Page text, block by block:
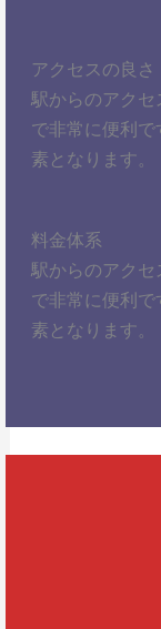
アクセスの良さ
駅からのアク
で非常に便利
素となります。
料金体系
駅からのアク
で非常に便利
素となります。